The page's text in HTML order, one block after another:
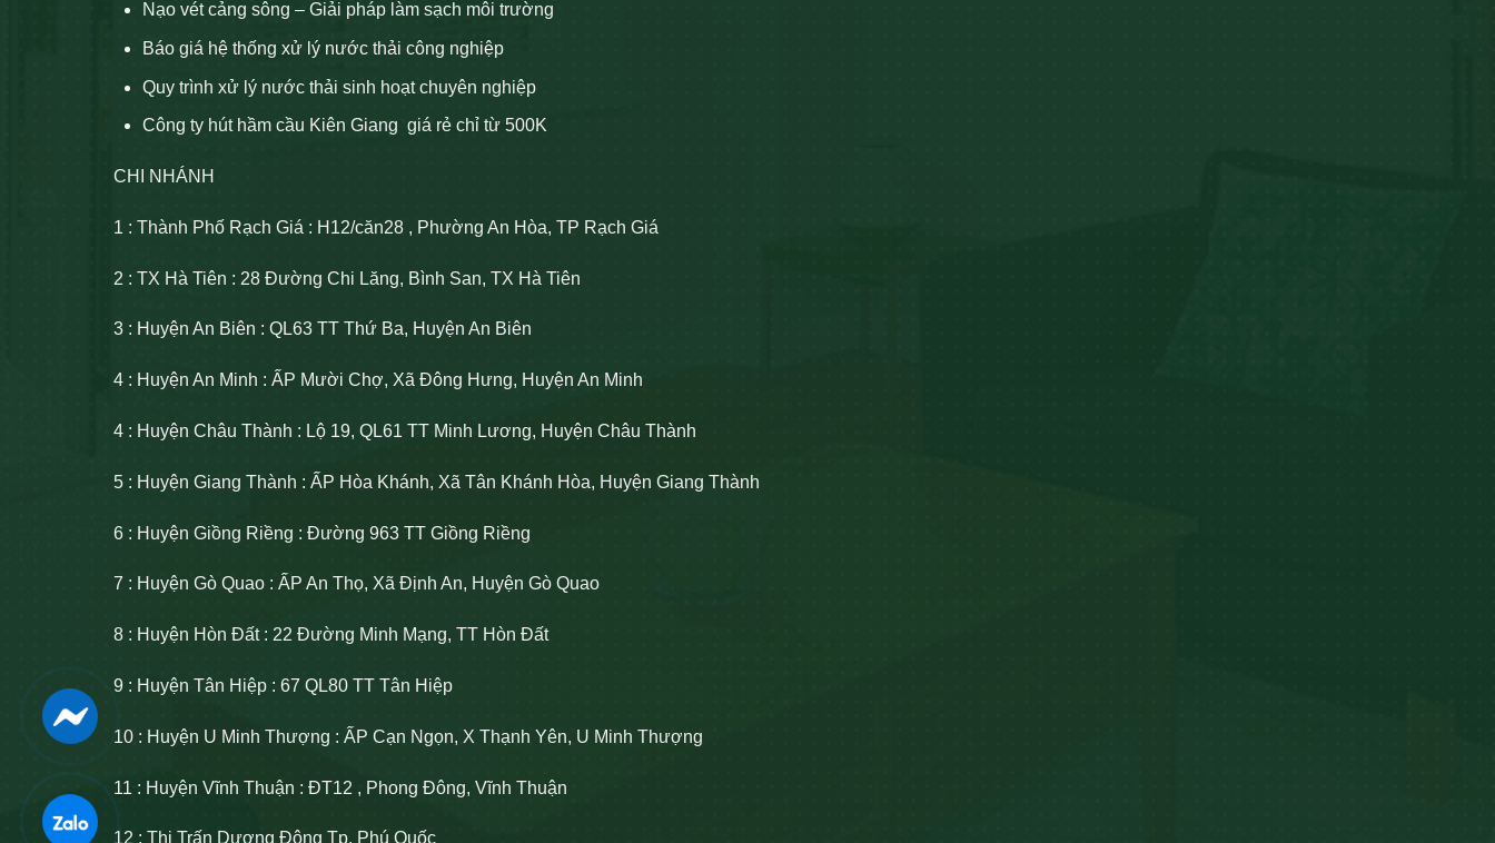
Nạo vét cảng sông – Giải pháp làm sạch môi trường
Báo giá hệ thống xử lý nước thải công nghiệp
Quy trình xử lý nước thải sinh hoạt chuyên nghiệp
Công ty hút hầm cầu Kiên Giang giá rẻ chỉ từ 500K
CHI NHÁNH
1 : Thành Phố Rạch Giá : H12/căn28 , Phường An Hòa, TP Rạch Giá
2 : TX Hà Tiên : 28 Đường Chi Lăng, Bình San, TX Hà Tiên
3 : Huyện An Biên : QL63 TT Thứ Ba, Huyện An Biên
4 : Huyện An Minh : ẤP Mười Chợ, Xã Đông Hưng, Huyện An Minh
4 : Huyện Châu Thành : Lộ 19, QL61 TT Minh Lương, Huyện Châu Thành
5 : Huyện Giang Thành : ẤP Hòa Khánh, Xã Tân Khánh Hòa, Huyện Giang Thành
6 : Huyện Giồng Riềng : Đường 963 TT Giồng Riềng
7 : Huyện Gò Quao : ẤP An Thọ, Xã Định An, Huyện Gò Quao
8 : Huyện Hòn Đất : 22 Đường Minh Mạng, TT Hòn Đất
9 : Huyện Tân Hiệp : 67 QL80 TT Tân Hiệp
10 : Huyện U Minh Thượng : ẤP Cạn Ngọn, X Thạnh Yên, U Minh Thượng
11 : Huyện Vĩnh Thuận : ĐT12 , Phong Đông, Vĩnh Thuận
12 : Thị Trấn Dương Đông Tp. Phú Quốc